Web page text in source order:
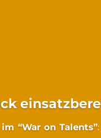
“War on Talents”